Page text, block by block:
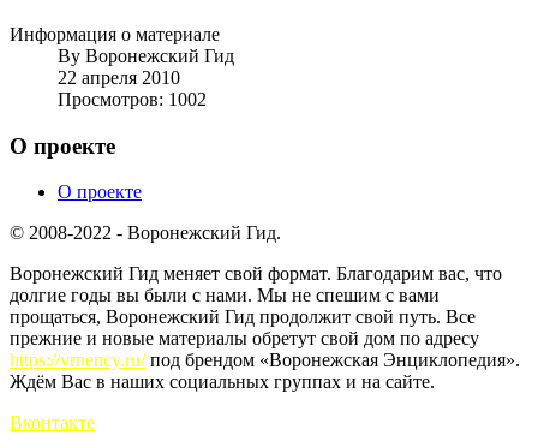
Информация о материале
By Воронежский Гид
22 апреля 2010
Просмотров: 1002
О проекте
О проекте
© 2008-2022 - Воронежский Гид.
Воронежский Гид меняет свой формат. Благодарим вас, что
долгие годы вы были с нами. Мы не спешим с вами
прощаться, Воронежский Гид продолжит свой путь. Все
прежние и новые материалы обретут свой дом по адресу
https://vrnency.ru/под брендом «Воронежская Энциклопедия».
Ждём Вас в наших социальных группах и на сайте.
Вконтакте